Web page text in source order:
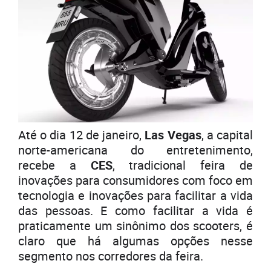
Até o dia 12 de janeiro, Las Vegas, a capital
norte-americana do entretenimento,
recebe a CES, tradicional feira de
inovações para consumidores com foco em
tecnologia e inovações para facilitar a vida
das pessoas. E como facilitar a vida é
praticamente um sinônimo dos scooters, é
claro que há algumas opções nesse
segmento nos corredores da feira.